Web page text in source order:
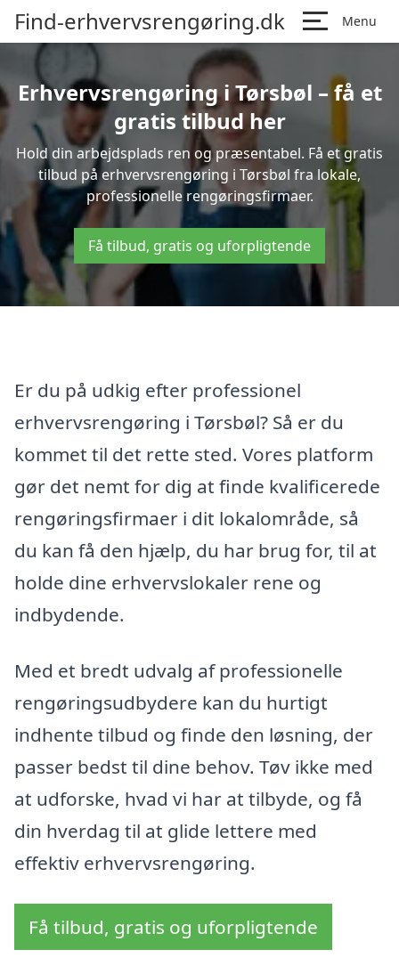
Find-erhvervsrengøring.dk Menu
Erhvervsrengøring i Tørsbøl – få et
gratis tilbud her
Hold din arbejdsplads ren og præsentabel. Få et gratis
tilbud på erhvervsrengøring i Tørsbøl fra lokale,
professionelle rengøringsfirmaer.
Få tilbud, gratis og uforpligtende
Er du på udkig efter professionel
erhvervsrengøring i Tørsbøl? Så er du
kommet til det rette sted. Vores platform
gør det nemt for dig at finde kvalificerede
rengøringsfirmaer i dit lokalområde, så
du kan få den hjælp, du har brug for, til at
holde dine erhvervslokaler rene og
indbydende.
Med et bredt udvalg af professionelle
rengøringsudbydere kan du hurtigt
indhente tilbud og finde den løsning, der
passer bedst til dine behov. Tøv ikke med
at udforske, hvad vi har at tilbyde, og få
din hverdag til at glide lettere med
effektiv erhvervsrengøring.
Få tilbud, gratis og uforpligtende